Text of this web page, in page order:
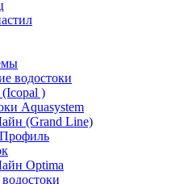
водостоки
)
Aquasystem
(Grand Line)
Optima